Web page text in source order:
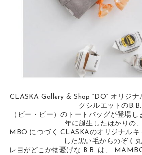
CLASKA Gallery & Shop “DO” オリジナ
グシルエットのB.B.
（ビー・ビー）のトートバッグが登場
年に誕生したばかりの
MBO につづく CLASKAのオリジナルキ
した黒い毛からのぞく
レ目がどこか物憂げな B.B. は、